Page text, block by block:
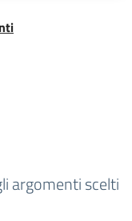
argomenti scelti